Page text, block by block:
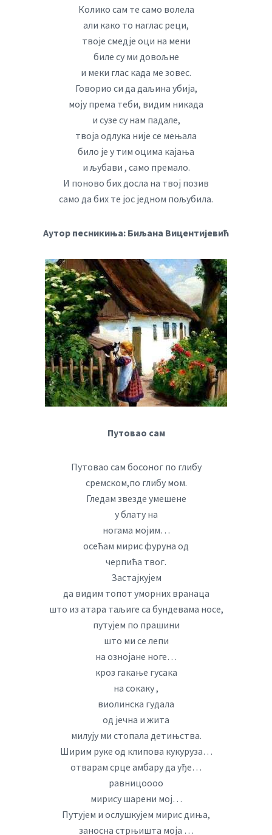
Колико сам те само волела
али како то наглас реци,
твоје смедје оци на мени
биле су ми довољне
и меки глас када ме зовес.
Говорио си да даљина убија,
моју према теби, видим никада
и сузе су нам падале,
твоја одлука није се мењала
било је у тим оцима кајања
и љубави , само премало.
И поново бих досла на твој позив
само да бих те јос једном пољубила.
Аутор песникиња: Биљана Вицентијевић
Путовао сам
Путовао сам босоног по глибу
сремском,по глибу мом.
Гледам звезде умешене
у блату на
ногама мојим…
осећам мирис фуруна од
черпића твог.
Застајкујем
да видим топот уморних вранаца
што из атара таљиге са бундевама носе,
путујем по прашини
што ми се лепи
на ознојане ноге…
кроз гакање гусака
на сокаку ,
виолинска гудала
од јечна и жита
милују ми стопала детињства.
Ширим руке од клипова кукуруза…
отварам срце амбару да уђе…
равницоооо
мирису шарени мој…
Путујем и ослушкујем мирис диња,
заносна стрњишта моја …